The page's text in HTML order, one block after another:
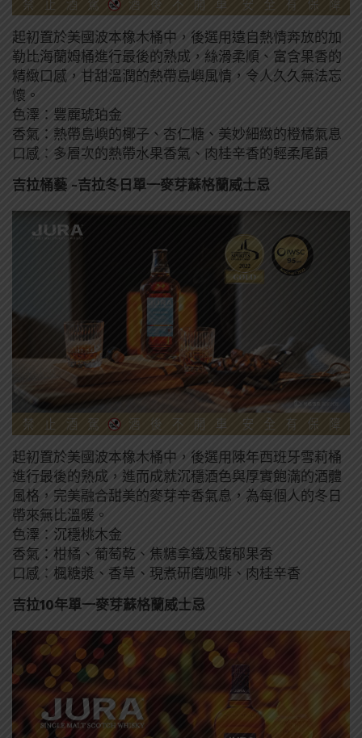
起初置於美國波本橡木桶中，後選用遠自熱情奔放的加
勒比海蘭姆桶進行最後的熟成，絲滑柔順、富含果香的
精緻口感，甘甜溫潤的熱帶島嶼風情，令人久久無法忘
懷。
色澤：豐麗琥珀金
香氣：熱帶島嶼的椰子、杏仁糖、美妙細緻的橙橘氣息
口感：多層次的熱帶水果香氣、肉桂辛香的輕柔尾韻
吉拉桶藝 -吉拉冬日單一麥芽蘇格蘭威士忌
起初置於美國波本橡木桶中，後選用陳年西班牙雪莉桶
進行最後的熟成，進而成就沉穩酒色與厚實飽滿的酒體
風格，完美融合甜美的麥芽辛香氣息，為每個人的冬日
帶來無比溫暖。
色澤：沉穩桃木金
香氣：柑橘、葡萄乾、焦糖拿鐵及馥郁果香
口感：楓糖漿、香草、現煮研磨咖啡、肉桂辛香
吉拉10年單一麥芽蘇格蘭威士忌